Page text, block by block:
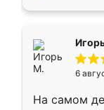
6
На самом